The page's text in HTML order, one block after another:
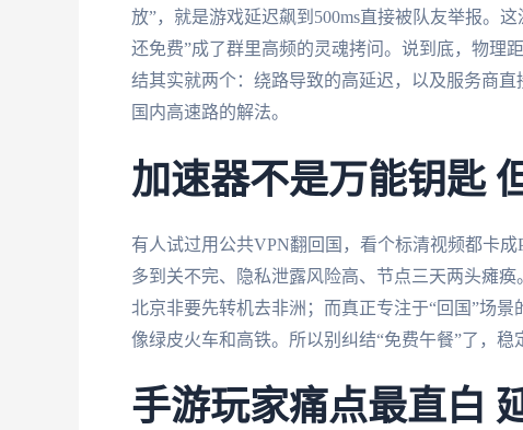
放”，就是游戏延迟飙到500ms直接被队友举报。
还免费”成了群里高频的灵魂拷问。说到底，物理
结其实就两个：绕路导致的高延迟，以及服务商
国内高速路的解法。
加速器不是万能钥匙
有人试过用公共VPN翻回国，看个标清视频都卡
多到关不完、隐私泄露风险高、节点三天两头瘫
北京非要先转机去非洲；而真正专注于“回国”场
像绿皮火车和高铁。所以别纠结“免费午餐”了，稳
手游玩家痛点最直白